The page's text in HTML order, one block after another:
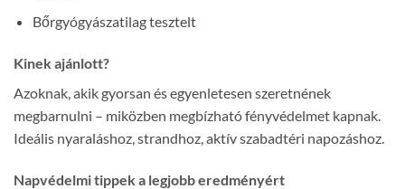
Bőrgyógyászatilag tesztelt
Kinek ajánlott?
Azoknak, akik gyorsan és egyenletesen szeretnének
megbarnulni – miközben megbízható fényvédelmet kapnak.
Ideális nyaraláshoz, strandhoz, aktív szabadtéri napozáshoz.
Napvédelmi tippek a legjobb eredményért